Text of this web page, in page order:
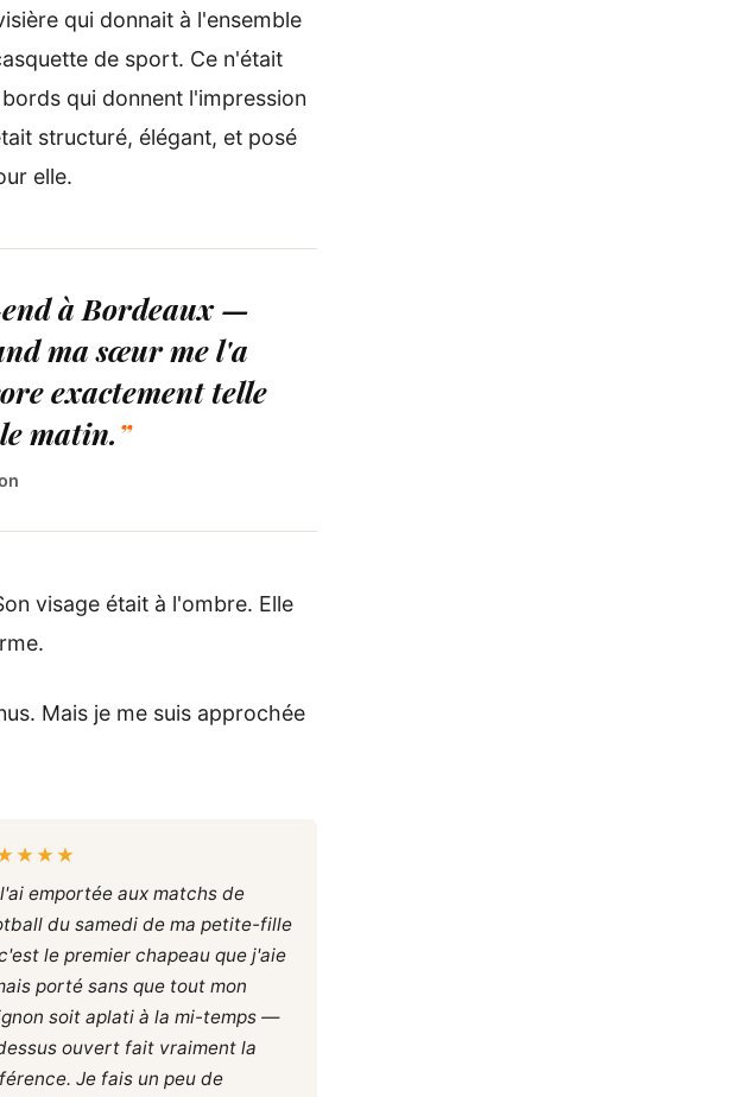
qui donnait à l'ensemble
de sport. Ce n'était
qui donnent l'impression
structuré, élégant, et posé
elle.
à Bordeaux —
ma sœur me l'a
exactement telle
matin.
visage était à l'ombre. Elle
Mais je me suis approchée
emportée aux matchs de
du samedi de ma petite-fille
le premier chapeau que j'aie
porté sans que tout mon
soit aplati à la mi-temps —
ouvert fait vraiment la
Je fais un peu de